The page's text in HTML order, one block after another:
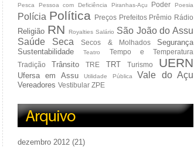
Pesca
Pessoa com Deficiência Piranhas-Açu Poder Poesia
Polícia Política Preços Prefeitos Prêmio Rádio
Religião RN Royalties Salário São João do Assu
Saúde
Seca Secos & Molhados
Segurança
Sustentabilidade
Teatro
Tempo e Temperatura
Tradição
Trânsito TRE TRT Turismo UERN
Ufersa em Assu Utilidade Pública Vale do Açu
Vereadores Vestibular ZPE
dezembro 2012 (21)